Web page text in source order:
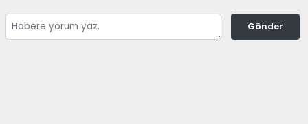
Gönder